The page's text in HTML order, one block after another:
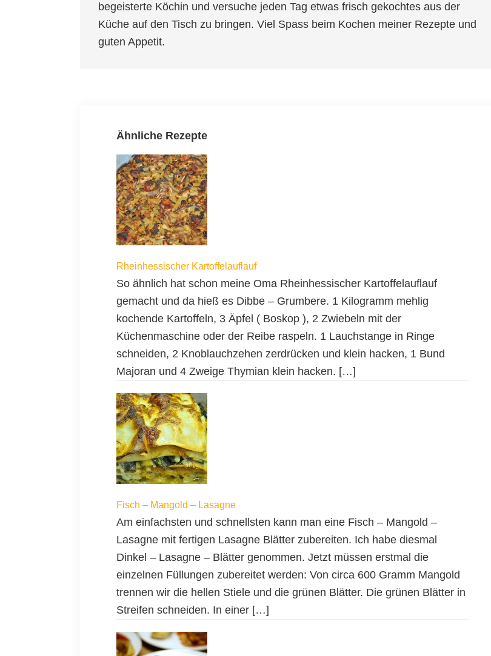
begeisterte Köchin und versuche jeden Tag etwas frisch gekochtes aus der
Küche auf den Tisch zu bringen. Viel Spass beim Kochen meiner Rezepte und
guten Appetit.
Ähnliche Rezepte
Rheinhessischer Kartoffelauflauf
So ähnlich hat schon meine Oma Rheinhessischer Kartoffelauflauf
gemacht und da hieß es Dibbe – Grumbere. 1 Kilogramm mehlig
kochende Kartoffeln, 3 Äpfel ( Boskop ), 2 Zwiebeln mit der
Küchenmaschine oder der Reibe raspeln. 1 Lauchstange in Ringe
schneiden, 2 Knoblauchzehen zerdrücken und klein hacken, 1 Bund
Majoran und 4 Zweige Thymian klein hacken. […]
Fisch – Mangold – Lasagne
Am einfachsten und schnellsten kann man eine Fisch – Mangold –
Lasagne mit fertigen Lasagne Blätter zubereiten. Ich habe diesmal
Dinkel – Lasagne – Blätter genommen. Jetzt müssen erstmal die
einzelnen Füllungen zubereitet werden: Von circa 600 Gramm Mangold
trennen wir die hellen Stiele und die grünen Blätter. Die grünen Blätter in
Streifen schneiden. In einer […]